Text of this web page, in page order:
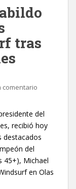
tras
comentario
del
recibió hoy
destacados
del
45+), Michael
en Olas